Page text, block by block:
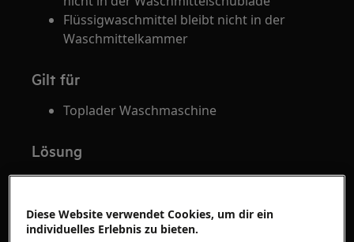
Flüssigwaschmittel bleibt nicht in der
Waschmittelkammer
Gilt für
Toplader Waschmaschine
Lösung
1. Überprüfe die Waschmittelkammer, ob der
(modellabhängig).
Diese Website verwendet Cookies, um dir ein
individuelles Erlebnis zu bieten.